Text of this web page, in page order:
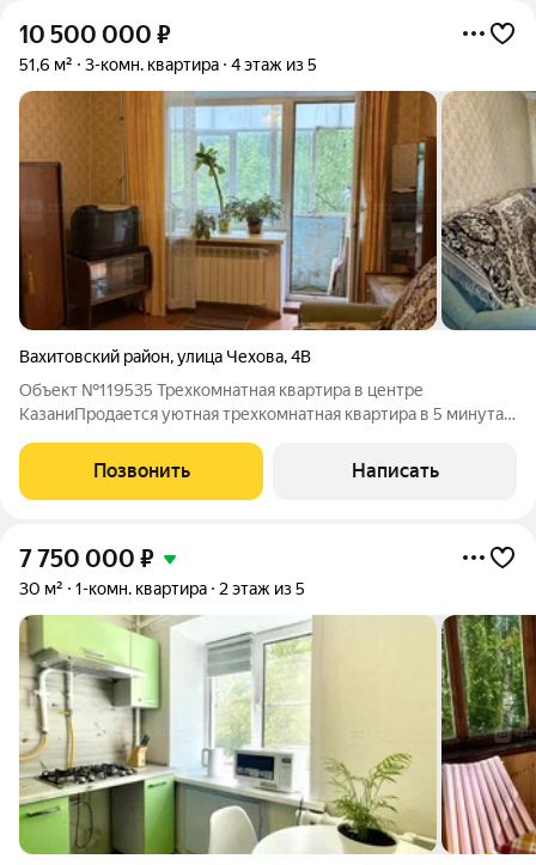
10 500 000 ₽
51,6 м² 3-комн. квартира 4 этаж из 5
Вахитовский район,улица Чехова,4В
Объект №119535 Трехкомнатная квартира в центре
КазаниПродается уютная трехкомнатная квартира в 5 минутах
Парк Горького. Рядом магазины, аптеки, все необходимое для
жизни. Старомосковский
Позвонить Написать
7 750 000 ₽
30 м² 1-комн. квартира 2 этаж из 5